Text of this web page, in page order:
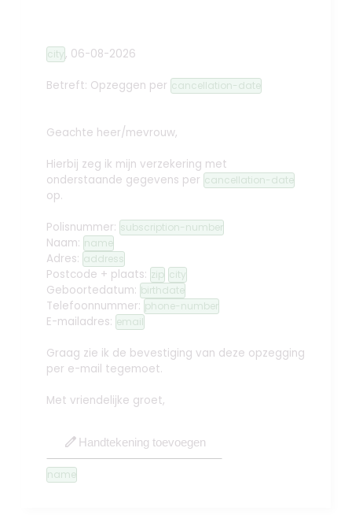
city, 06-08-2026
Betreft: Opzeggen per cancellation-date
Geachte heer/mevrouw,
Hierbij zeg ik mijn verzekering met
onderstaande gegevens per cancellation-date
op.
Polisnummer: subscription-number
Naam: name
Adres: address
Postcode + plaats: zip city
Geboortedatum: birthdate
Telefoonnummer: phone-number
E-mailadres: email
Graag zie ik de bevestiging van deze opzegging
per e-mail tegemoet.
Met vriendelijke groet,
edit Handtekening toevoegen
name